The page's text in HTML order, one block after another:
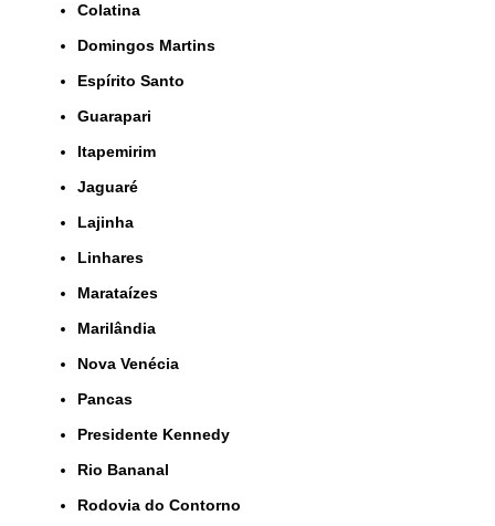
Colatina
Domingos Martins
Espírito Santo
Guarapari
Itapemirim
Jaguaré
Lajinha
Linhares
Marataízes
Marilândia
Nova Venécia
Pancas
Presidente Kennedy
Rio Bananal
Rodovia do Contorno